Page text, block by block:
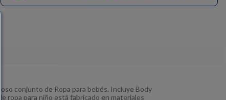
conjunto de Ropa para bebés. Incluye Body
ropa para niño está fabricado en materiales